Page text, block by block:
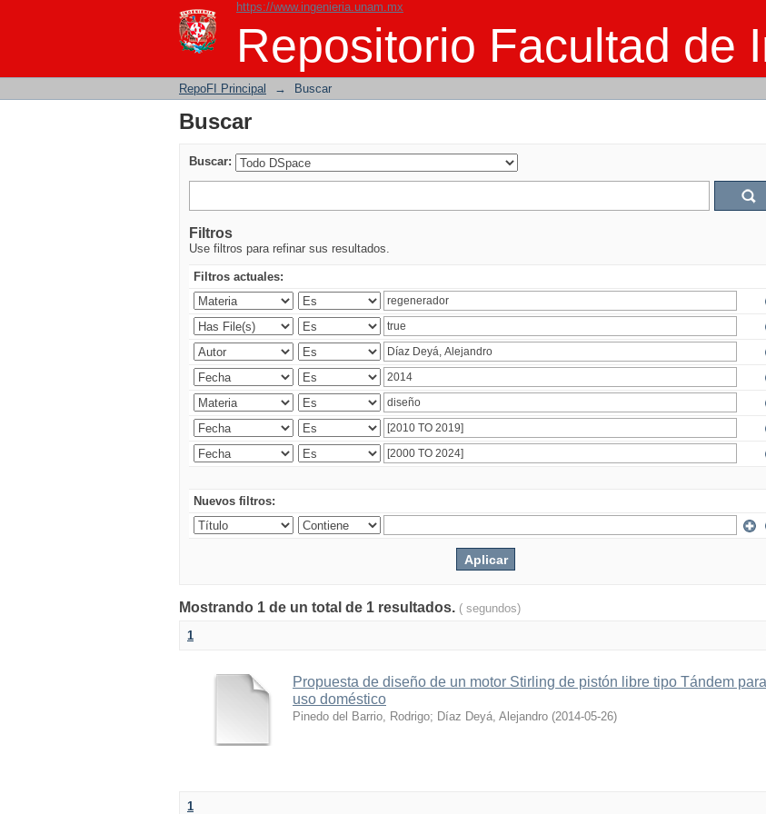
https://www.ingenieria.unam.mx
Repositorio Facultad de
Buscar
RepoFI Principal → Buscar
Buscar
Buscar:
Filtros
Use filtros para refinar sus resultados.
Filtros actuales:
Nuevos filtros:
Mostrando 1 de un total de 1 resultados. ( segundos)
1
Propuesta de diseño de un motor Stirling de pistón libre tipo Tándem para
uso doméstico
Pinedo del Barrio, Rodrigo; Díaz Deyá, Alejandro (2014-05-26)
1